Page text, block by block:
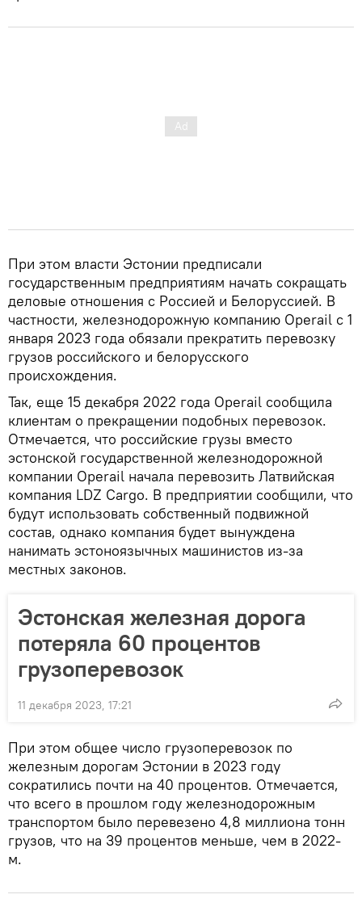
При этом власти Эстонии предписали
государственным предприятиям начать сокращать
деловые отношения с Россией и Белоруссией. В
частности, железнодорожную компанию Operail с 1
января 2023 года обязали прекратить перевозку
грузов российского и белорусского
происхождения.
Так, еще 15 декабря 2022 года Operail сообщила
клиентам о прекращении подобных перевозок.
Отмечается, что российские грузы вместо
эстонской государственной железнодорожной
компании Operail начала перевозить Латвийская
компания LDZ Cargo. В предприятии сообщили, что
будут использовать собственный подвижной
состав, однако компания будет вынуждена
нанимать эстоноязычных машинистов из-за
местных законов.
Эстонская железная дорога
потеряла 60 процентов
грузоперевозок
11 декабря 2023, 17:21
При этом общее число грузоперевозок по
железным дорогам Эстонии в 2023 году
сократились почти на 40 процентов. Отмечается,
что всего в прошлом году железнодорожным
транспортом было перевезено 4,8 миллиона тонн
грузов, что на 39 процентов меньше, чем в 2022-
м.